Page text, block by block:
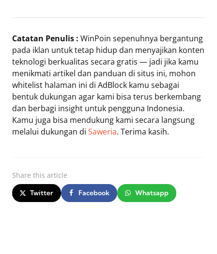
Catatan Penulis : WinPoin sepenuhnya bergantung
pada iklan untuk tetap hidup dan menyajikan konten
teknologi berkualitas secara gratis — jadi jika kamu
menikmati artikel dan panduan di situs ini, mohon
whitelist halaman ini di AdBlock kamu sebagai
bentuk dukungan agar kami bisa terus berkembang
dan berbagi insight untuk pengguna Indonesia.
Kamu juga bisa mendukung kami secara langsung
melalui dukungan di Saweria. Terima kasih.
Share this article
Twitter Facebook Whatsapp